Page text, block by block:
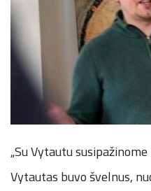
„Su Vytautu susipažinome
Vytautas buvo švelnus,